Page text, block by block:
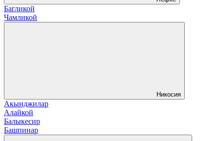
Багликой
Чамликой
Никосия
Акынджилар
Алайкой
Балыкесир
Башпинар